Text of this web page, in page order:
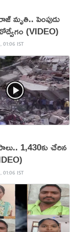
మృతి.. పెంపుడు
(VIDEO)
01:06 IST
1,430కు చేరిన
01:06 IST